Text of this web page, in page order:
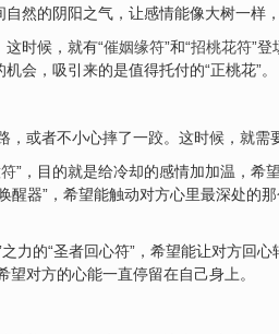
然的阴阳之气，让感情能像大树一样
时候，就有“催姻缘符”和“招桃花符”登
会，吸引来的是值得托付的“正桃花”。
或者不小心摔了一跤。这时候，就需要
”，目的就是给冷却的感情加加温，希
醒器”，希望能触动对方心里最深处的
力的“圣者回心符”，希望能让对方回心
对方的心能一直停留在自己身上。